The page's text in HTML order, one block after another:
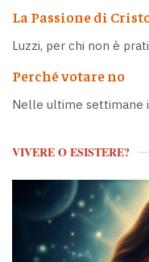
La Passione di
Luzzi, per chi non è
Perché votare no
Nelle ultime settimane
VIVERE O ESISTERE?